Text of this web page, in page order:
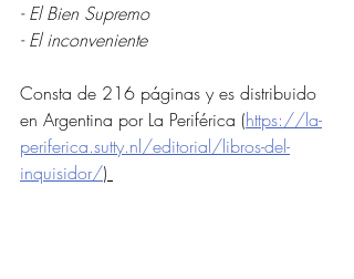
- El Bien Supremo
- El inconveniente
Consta de 216 páginas y es distribuido
en Argentina por La Periférica (https://la-
periferica.sutty.nl/editorial/libros-del-
inquisidor/)